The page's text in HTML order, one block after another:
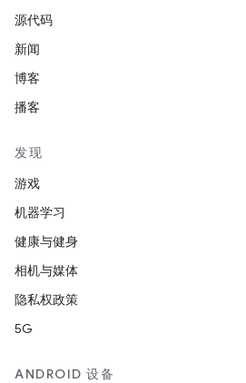
源代码
新闻
博客
播客
发现
游戏
机器学习
健康与健身
相机与媒体
隐私权政策
5G
ANDROID 设备